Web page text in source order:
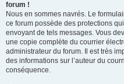
forum !
Nous en sommes navrés. Le
ce forum possède des protections
envoyant de tels messages. Vous
une copie complète du courrier
administrateur du forum. Il est très
des informations sur l’auteur du
conséquence.